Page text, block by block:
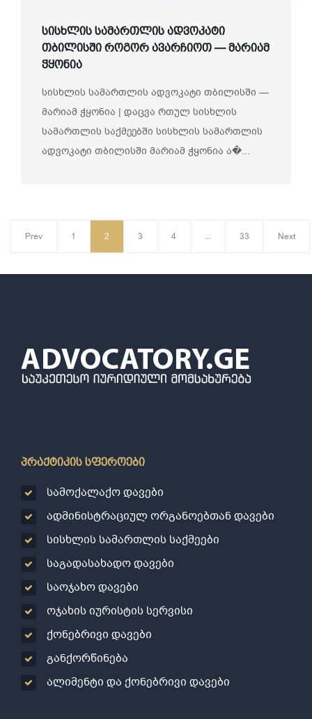
სისხლის სამართლის ადვოკატი
თბილისში როგორ ავარჩიოთ — მარიამ
ჭყონია
სისხლის სამართლის ადვოკატი თბილისში —
მარიამ ჭყონია | დაცვა რთულ სისხლის
სამართლის საქმეებში სისხლის სამართლის
ადვოკატი თბილისში მარიამ ჭყონია ა�...
Prev 1 2 3 4 ... 33 Next
პრაქტიკის სფეროები
სამოქალაქო დავები
ადმინისტრაციულ ორგანოებთან დავები
სისხლის სამართლის საქმეები
საგადასახადო დავები
საოჯახო დავები
ოჯახის იურისტის სერვისი
ქონებრივი დავები
განქორწინება
ალიმენტი და ქონებრივი დავები